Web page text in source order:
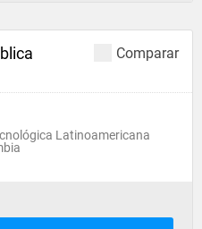
Comparar
Latinoamericana